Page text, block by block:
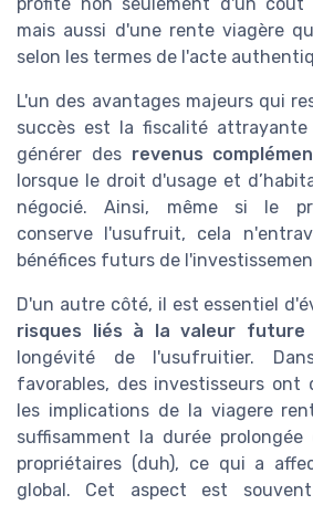
mais aussi d'une rente viagère
selon les termes de l'acte
L'un des avantages majeurs qui
succès est la fiscalité
générer des revenus
lorsque le droit d'usage et
négocié. Ainsi, même si le
conserve l'usufruit, cela
bénéfices futurs de
D'un autre côté, il est essentiel
risques liés à la valeur future
longévité de l'usufruitier.
favorables, des investisseurs
les implications de la viagere
suffisamment la durée
propriétaires (duh), ce qui a
global. Cet aspect est